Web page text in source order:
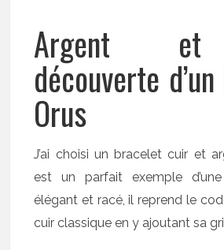
Argent
découverte
Orus
J’ai choisi un bracelet cuir et
est un parfait exemple
élégant et racé, il reprend le
cuir classique en y ajoutant sa